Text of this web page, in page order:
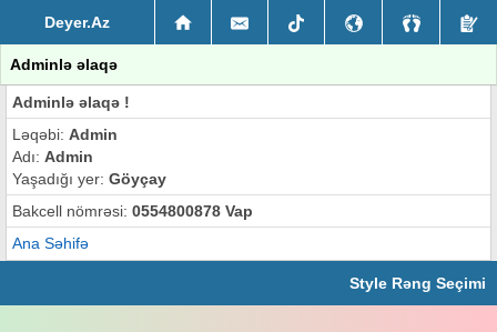
Deyer.Az
Adminlə əlaqə
Adminlə əlaqə !
Ləqəbi: Admin
Adı: Admin
Yaşadığı yer: Göyçay
Bakcell nömrəsi: 0554800878 Vap
Ana Səhifə
Style Rəng Seçimi